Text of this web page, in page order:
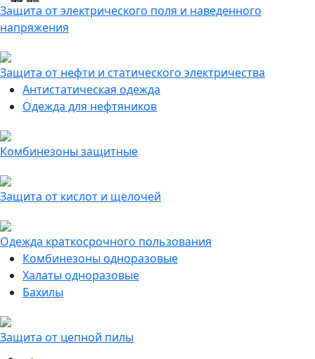
Защита от электрического поля и наведенного
напряжения
Защита от нефти и статического электричества
Антистатическая одежда
Одежда для нефтяников
Комбинезоны защитные
Защита от кислот и щелочей
Одежда краткосрочного пользования
Комбинезоны одноразовые
Халаты одноразовые
Бахилы
Защита от цепной пилы